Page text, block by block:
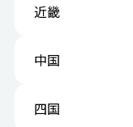
近畿
中国
四国